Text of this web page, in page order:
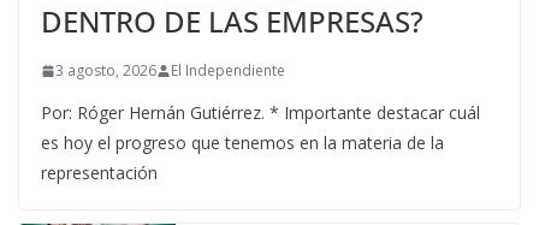
DENTRO DE LAS EMPRESAS?
3 agosto, 2026 El Independiente
Por: Róger Hernán Gutiérrez. * Importante destacar cuál
es hoy el progreso que tenemos en la materia de la
representación